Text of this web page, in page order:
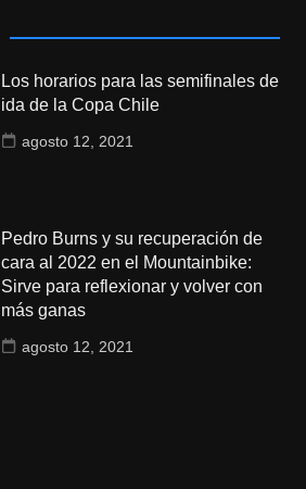
Los horarios para las semifinales de
ida de la Copa Chile
agosto 12, 2021
Pedro Burns y su recuperación de
cara al 2022 en el Mountainbike:
Sirve para reflexionar y volver con
más ganas
agosto 12, 2021